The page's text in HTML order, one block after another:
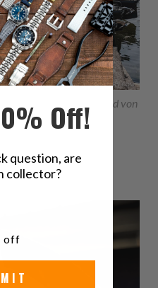
Edition Dayboat wird von
angetrieben, die
Off!
question, are
collector?
collector?
off